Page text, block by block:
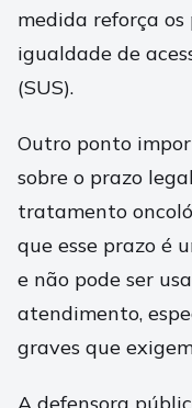
medida reforça
igualdade de
(SUS).
Outro ponto
sobre o prazo
tratamento
que esse prazo é
e não pode ser
atendimento,
graves que